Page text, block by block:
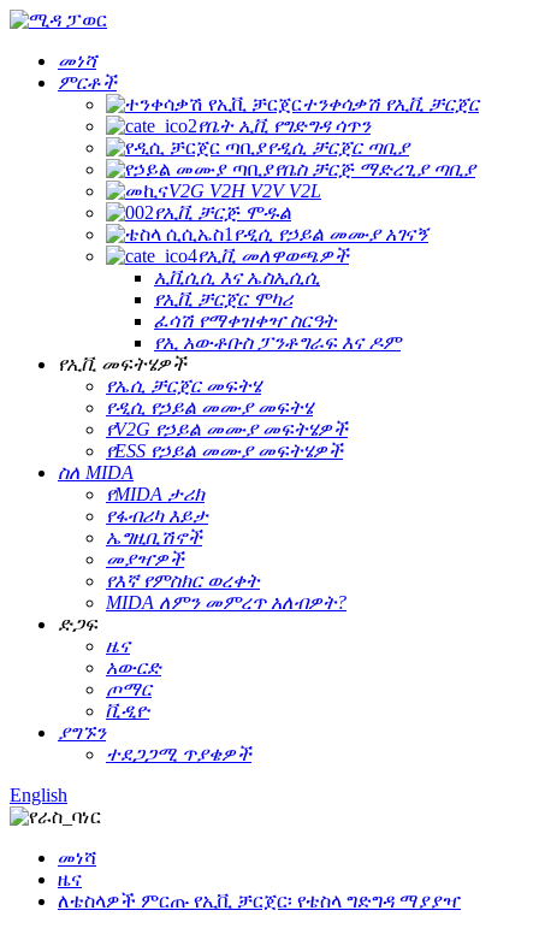
መነሻ
ምርቶች
ተንቀሳቃሽ የኢቪ ቻርጀር
የቤት ኢቪ የግድግዳ ሳጥን
የዲሲ ቻርጀር ጣቢያ
የቤስ ቻርጅ ማድረጊያ ጣቢያ
V2G V2H V2V V2L
የኢቪ ቻርጅ ሞዱል
የዲሲ የኃይል መሙያ አገናኝ
የኢቪ መለዋወጫዎች
ኢቪሲሲ እና ኤስኢሲሲ
የኢቪ ቻርጀር ሞካሪ
ፈሳሽ የማቀዝቀዣ ስርዓት
የኢ አውቶቡስ ፓንቶግራፍ እና ዶም
የኢቪ መፍትሄዎች
የኤሲ ቻርጀር መፍትሄ
የዲሲ የኃይል መሙያ መፍትሄ
የV2G የኃይል መሙያ መፍትሄዎች
የESS የኃይል መሙያ መፍትሄዎች
ስለ MIDA
የMIDA ታሪክ
የፋብሪካ እይታ
ኤግዚቢሽኖች
መያዣዎች
የእኛ የምስክር ወረቀት
MIDA ለምን መምረጥ አለብዎት?
ድጋፍ
ዜና
አውርድ
ጦማር
ቪዲዮ
ያግኙን
ተደጋጋሚ ጥያቄዎች
English
መነሻ
ዜና
ለቴስላዎች ምርጡ የኢቪ ቻርጀር፡ የቴስላ ግድግዳ ማያያዣ